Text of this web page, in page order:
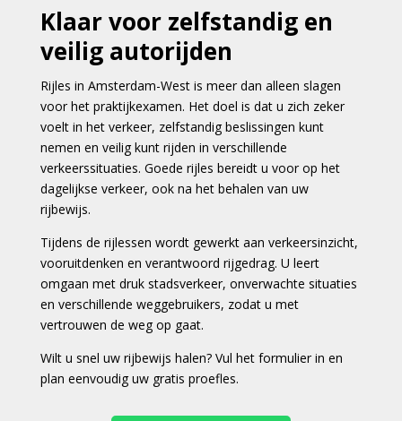
Klaar voor zelfstandig en
veilig autorijden
Rijles in Amsterdam-West is meer dan alleen slagen
voor het praktijkexamen. Het doel is dat u zich zeker
voelt in het verkeer, zelfstandig beslissingen kunt
nemen en veilig kunt rijden in verschillende
verkeerssituaties. Goede rijles bereidt u voor op het
dagelijkse verkeer, ook na het behalen van uw
rijbewijs.
Tijdens de rijlessen wordt gewerkt aan verkeersinzicht,
vooruitdenken en verantwoord rijgedrag. U leert
omgaan met druk stadsverkeer, onverwachte situaties
en verschillende weggebruikers, zodat u met
vertrouwen de weg op gaat.
Wilt u snel uw rijbewijs halen? Vul het formulier in en
plan eenvoudig uw gratis proefles.